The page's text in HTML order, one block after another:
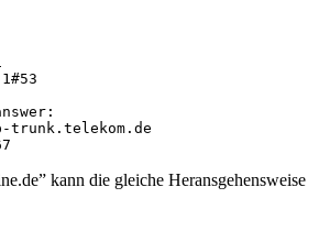
trunk.telekom.de
kann die gleiche Heransgehensweise